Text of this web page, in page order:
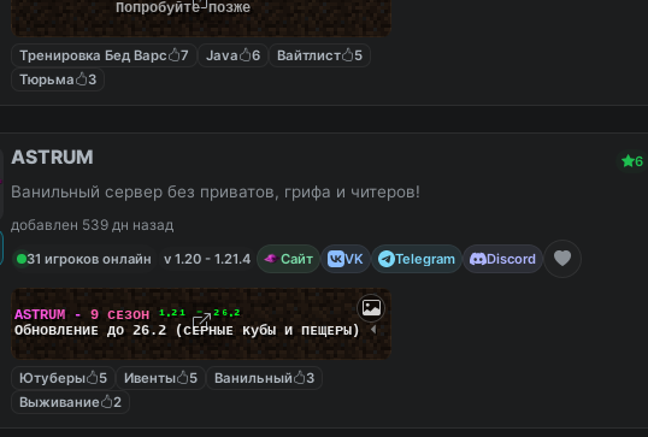
Попробуйте позже
Тренировка Бед Варс 7 Java 6 Вайтлист
5
Тюрьма
3
ASTRUM 6
Ванильный сервер без приватов, грифа и читеров!
добавлен 539 дн назад
31 игроков онлайн
v 1.20 - 1.21.4 Сайт VK Telegram Discord
ASTRUM - 9 ᴄᴇзᴏʜ ¹‧²¹ ⁻ ²⁶‧²
Обʜᴏʙлᴇʜиᴇ дᴏ 26.2 (ᴄᴇᴘʜыᴇ ᴋубы и пᴇщᴇᴘы) ⏴
Ютуберы 5 Ивенты 5 Ванильный
3
Выживание
2